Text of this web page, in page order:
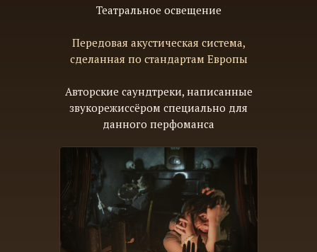
Театральное освещение
Передовая акустическая система,
сделанная по стандартам Европы
Авторские саундтреки, написанные
звукорежиссёром специально для
данного перфоманса